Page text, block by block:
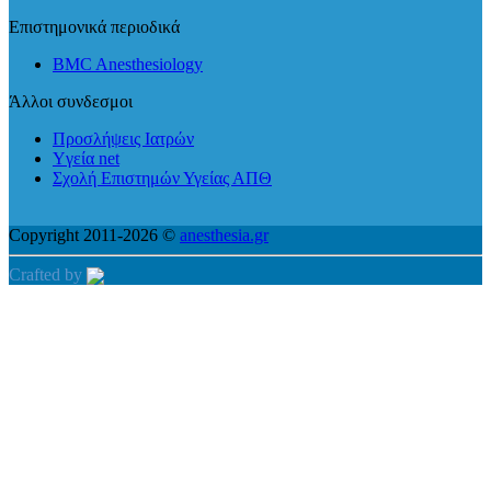
Επιστημονικά περιοδικά
BMC Anesthesiology
Άλλοι συνδεσμοι
Προσλήψεις Ιατρών
Yγεία net
Σχολή Επιστημών Υγείας ΑΠΘ
Copyright 2011-2026 © anesthesia.gr
Crafted by